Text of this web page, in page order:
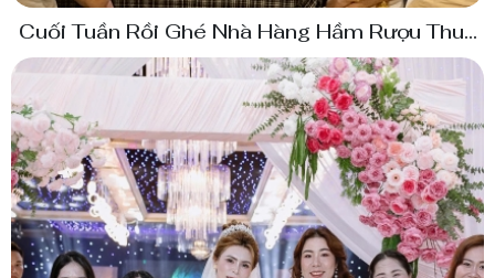
Cuối Tuần Rồi Ghé Nhà Hàng Hầm Rượu Thuỳ
Linh Nhâu Đê